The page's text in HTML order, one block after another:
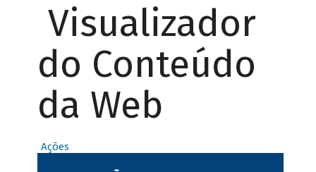
Visualizador
do Conteúdo
da Web
Ações